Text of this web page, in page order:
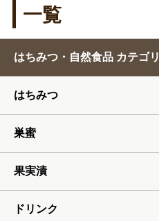
2月
4月
5月
6月
一覧
はちみつ・自然食品 カテゴリ
はちみつ
巣蜜
果実漬
ドリンク